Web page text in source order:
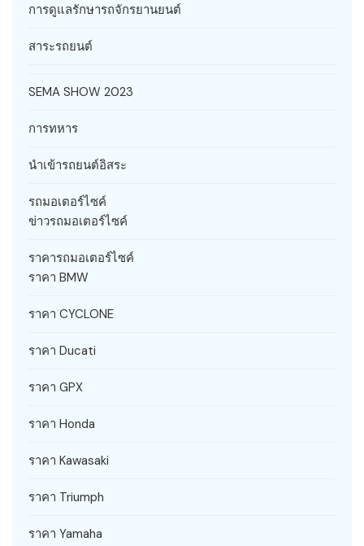
การดูแลรักษารถจักรยานยนต์
สาระรถยนต์
SEMA SHOW 2023
การทหาร
นำเข้ารถยนต์อิสระ
รถมอเตอร์ไซค์
ข่าวรถมอเตอร์ไซค์
ราคารถมอเตอร์ไซค์
ราคา BMW
ราคา CYCLONE
ราคา Ducati
ราคา GPX
ราคา Honda
ราคา Kawasaki
ราคา Triumph
ราคา Yamaha